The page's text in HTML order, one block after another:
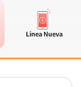
Línea Nueva